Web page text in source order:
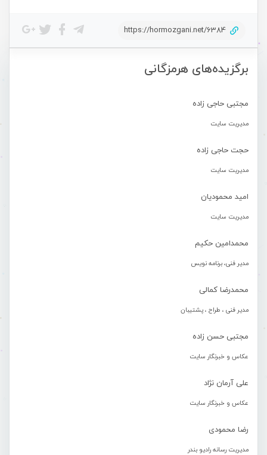
برگزیده‌های هرمزگانی
مجتبی حاجی زاده
مدیریت سایت
حجت حاجی زاده
مدیریت سایت
امید محمودیان
مدیریت سایت
محمدامین حکیم
مدیر فنی، برنامه نویس
محمدرضا کمالی
مدیر فنی ، طراح ، پشتیبان
مجتبی حسن زاده
عکاس و خبرنگار سایت
علی آرمان نژاد
عکاس و خبرنگار سایت
رضا محمودی
مدیریت رسانه رادیو بندر
https://hormozgani.net/6384